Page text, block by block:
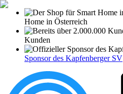
Home in Österreich
Kunden
Sponsor des Kapfenberger SV